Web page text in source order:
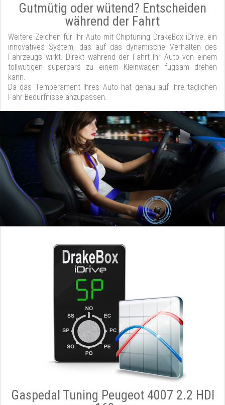
Gutmütig oder wütend? Entscheiden
während der Fahrt
Weitere Zeichen für Ihr Auto mit Chiptuning DrakeBox iDrive, ein
innovatives System, das auf das dynamische Verhalten des
Fahrzeugs wirkt. Direkt während der Fahrt Ihr Auto von einem
tollwütigen supercars zu einem Kleinwagen fügsam drehen
kann.
Da das Temperament Ihres Auto hat genau auf Ihre täglichen
Fahr Bedürfnisse anzupassen.
Gaspedal Tuning Peugeot 4007 2.2 HDI